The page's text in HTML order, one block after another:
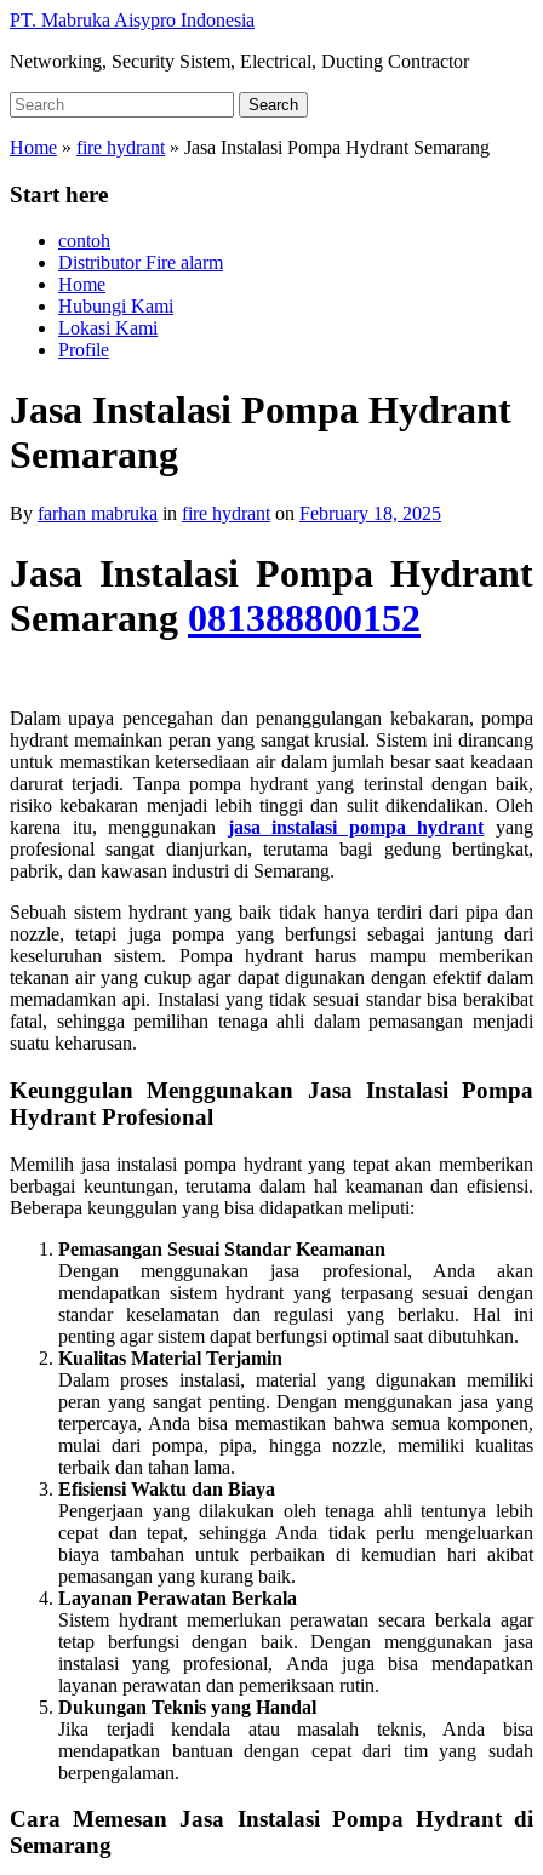
Skip
main
PT. Mabruka Aisypro Indonesia
Networking, Security Sistem, Electrical, Ducting Contractor
Search
for:
Search
Home » fire hydrant » Jasa Instalasi Pompa Hydrant Semarang
Start here
contoh
Distributor Fire alarm
Home
Hubungi Kami
Lokasi Kami
Profile
Jasa Instalasi Pompa Hydrant
Semarang
By farhan mabruka in fire hydrant on February 18, 2025
Jasa Instalasi Pompa Hydrant
Semarang 081388800152
Dalam upaya pencegahan dan penanggulangan kebakaran, pompa
hydrant memainkan peran yang sangat krusial. Sistem ini dirancang
untuk memastikan ketersediaan air dalam jumlah besar saat keadaan
darurat terjadi. Tanpa pompa hydrant yang terinstal dengan baik,
risiko kebakaran menjadi lebih tinggi dan sulit dikendalikan. Oleh
karena itu, menggunakan jasa instalasi pompa hydrant yang
profesional sangat dianjurkan, terutama bagi gedung bertingkat,
pabrik, dan kawasan industri di Semarang.
Sebuah sistem hydrant yang baik tidak hanya terdiri dari pipa dan
nozzle, tetapi juga pompa yang berfungsi sebagai jantung dari
keseluruhan sistem. Pompa hydrant harus mampu memberikan
tekanan air yang cukup agar dapat digunakan dengan efektif dalam
memadamkan api. Instalasi yang tidak sesuai standar bisa berakibat
fatal, sehingga pemilihan tenaga ahli dalam pemasangan menjadi
suatu keharusan.
Keunggulan Menggunakan Jasa Instalasi Pompa
Hydrant Profesional
Memilih jasa instalasi pompa hydrant yang tepat akan memberikan
berbagai keuntungan, terutama dalam hal keamanan dan efisiensi.
Beberapa keunggulan yang bisa didapatkan meliputi:
Pemasangan Sesuai Standar Keamanan
Dengan menggunakan jasa profesional, Anda akan
mendapatkan sistem hydrant yang terpasang sesuai dengan
standar keselamatan dan regulasi yang berlaku. Hal ini
penting agar sistem dapat berfungsi optimal saat dibutuhkan.
Kualitas Material Terjamin
Dalam proses instalasi, material yang digunakan memiliki
peran yang sangat penting. Dengan menggunakan jasa yang
terpercaya, Anda bisa memastikan bahwa semua komponen,
mulai dari pompa, pipa, hingga nozzle, memiliki kualitas
terbaik dan tahan lama.
Efisiensi Waktu dan Biaya
Pengerjaan yang dilakukan oleh tenaga ahli tentunya lebih
cepat dan tepat, sehingga Anda tidak perlu mengeluarkan
biaya tambahan untuk perbaikan di kemudian hari akibat
pemasangan yang kurang baik.
Layanan Perawatan Berkala
Sistem hydrant memerlukan perawatan secara berkala agar
tetap berfungsi dengan baik. Dengan menggunakan jasa
instalasi yang profesional, Anda juga bisa mendapatkan
layanan perawatan dan pemeriksaan rutin.
Dukungan Teknis yang Handal
Jika terjadi kendala atau masalah teknis, Anda bisa
mendapatkan bantuan dengan cepat dari tim yang sudah
berpengalaman.
Cara Memesan Jasa Instalasi Pompa Hydrant di
Semarang